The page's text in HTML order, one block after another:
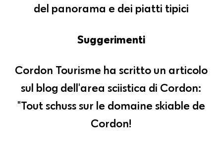
del panorama e dei piatti tipici
Suggerimenti
Cordon Tourisme ha scritto un articolo
sul blog dell'area sciistica di Cordon:
"Tout schuss sur le domaine skiable de
Cordon!